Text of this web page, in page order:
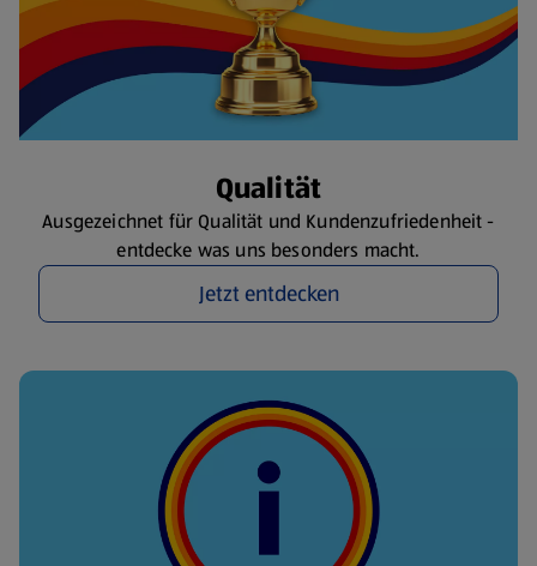
Qualität
Ausgezeichnet für Qualität und Kundenzufriedenheit -
entdecke was uns besonders macht.
Jetzt entdecken